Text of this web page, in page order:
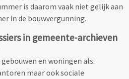
is daarom vaak niet gelijk aan
in de bouwvergunning.
in gemeente-archieven
en woningen als:
maar ook sociale